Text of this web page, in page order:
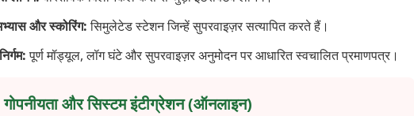
और स्कोरिंग:सिमुलेटेड स्टेशन जिन्हें सुपरवाइज़र सत्यापित करते हैं।
पूर्ण मॉड्यूल, लॉग घंटे और सुपरवाइज़र अनुमोदन पर आधारित स्वचालित प्रमाणपत्र।
गोपनीयता और सिस्टम इंटीग्रेशन (ऑनलाइन)